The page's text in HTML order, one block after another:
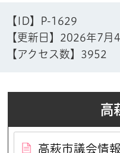
【ID】
P-1629
【更新日】 2026年7月4
【アクセス数】 3952
高
高萩市議会情